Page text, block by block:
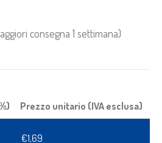
consegna 1 settimana)
Prezzo unitario (IVA esclusa)
€1,69